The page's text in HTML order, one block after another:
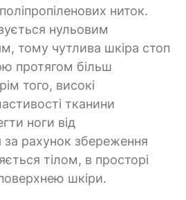
ниток.
нульовим
тому чутлива шкіра стоп
протягом більш
того, високі
тканини
ноги від
рахунок збереження
тілом, в просторі
шкіри.